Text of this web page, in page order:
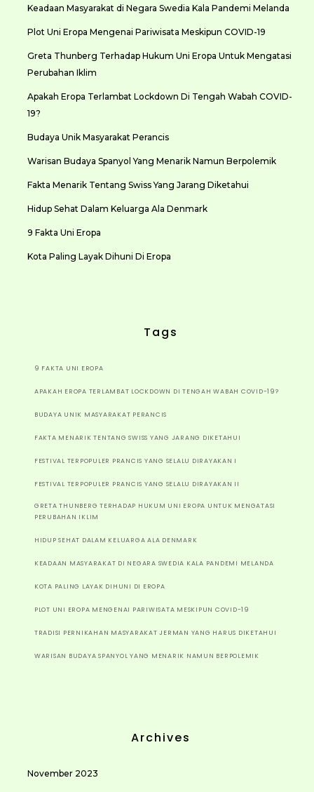
Keadaan Masyarakat di Negara Swedia Kala Pandemi Melanda
Plot Uni Eropa Mengenai Pariwisata Meskipun COVID-19
Greta Thunberg Terhadap Hukum Uni Eropa Untuk Mengatasi
Perubahan Iklim
Apakah Eropa Terlambat Lockdown Di Tengah Wabah COVID-
19?
Budaya Unik Masyarakat Perancis
Warisan Budaya Spanyol Yang Menarik Namun Berpolemik
Fakta Menarik Tentang Swiss Yang Jarang Diketahui
Hidup Sehat Dalam Keluarga Ala Denmark
9 Fakta Uni Eropa
Kota Paling Layak Dihuni Di Eropa
Tags
9 FAKTA UNI EROPA
APAKAH EROPA TERLAMBAT LOCKDOWN DI TENGAH WABAH COVID-19?
BUDAYA UNIK MASYARAKAT PERANCIS
FAKTA MENARIK TENTANG SWISS YANG JARANG DIKETAHUI
FESTIVAL TERPOPULER PRANCIS YANG SELALU DIRAYAKAN I
FESTIVAL TERPOPULER PRANCIS YANG SELALU DIRAYAKAN II
GRETA THUNBERG TERHADAP HUKUM UNI EROPA UNTUK MENGATASI
PERUBAHAN IKLIM
HIDUP SEHAT DALAM KELUARGA ALA DENMARK
KEADAAN MASYARAKAT DI NEGARA SWEDIA KALA PANDEMI MELANDA
KOTA PALING LAYAK DIHUNI DI EROPA
PLOT UNI EROPA MENGENAI PARIWISATA MESKIPUN COVID-19
TRADISI PERNIKAHAN MASYARAKAT JERMAN YANG HARUS DIKETAHUI
WARISAN BUDAYA SPANYOL YANG MENARIK NAMUN BERPOLEMIK
Archives
November 2023